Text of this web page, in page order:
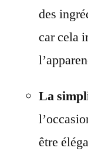
des
car cela
La
être